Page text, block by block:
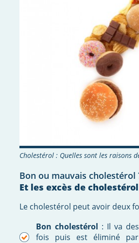
Cholestérol : Quelles sont les raisons
Bon ou mauvais cholestérol
Et les excès de
Le cholestérol peut avoir deux
Bon cholestérol : Il va
fois puis est éliminé